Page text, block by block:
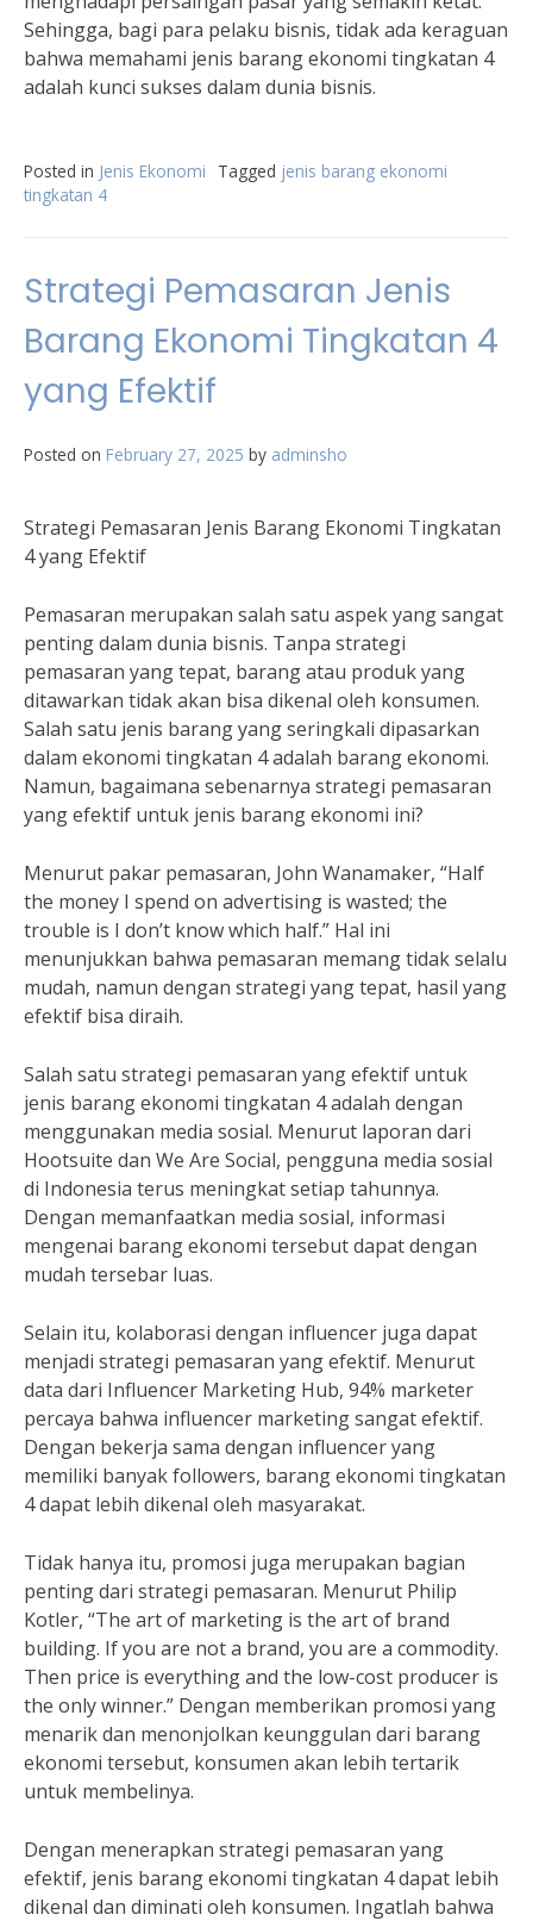
Sehingga, bagi para pelaku bisnis, tidak ada keraguan
bahwa memahami jenis barang ekonomi tingkatan 4
adalah kunci sukses dalam dunia bisnis.
Posted in Jenis Ekonomi Tagged jenis barang ekonomi
tingkatan 4
Strategi Pemasaran Jenis
Barang Ekonomi Tingkatan 4
yang Efektif
Posted on February 27, 2025 by adminsho
Strategi Pemasaran Jenis Barang Ekonomi Tingkatan
4 yang Efektif
Pemasaran merupakan salah satu aspek yang sangat
penting dalam dunia bisnis. Tanpa strategi
pemasaran yang tepat, barang atau produk yang
ditawarkan tidak akan bisa dikenal oleh konsumen.
Salah satu jenis barang yang seringkali dipasarkan
dalam ekonomi tingkatan 4 adalah barang ekonomi.
Namun, bagaimana sebenarnya strategi pemasaran
yang efektif untuk jenis barang ekonomi ini?
Menurut pakar pemasaran, John Wanamaker, “Half
the money I spend on advertising is wasted; the
trouble is I don’t know which half.” Hal ini
menunjukkan bahwa pemasaran memang tidak selalu
mudah, namun dengan strategi yang tepat, hasil yang
efektif bisa diraih.
Salah satu strategi pemasaran yang efektif untuk
jenis barang ekonomi tingkatan 4 adalah dengan
menggunakan media sosial. Menurut laporan dari
Hootsuite dan We Are Social, pengguna media sosial
di Indonesia terus meningkat setiap tahunnya.
Dengan memanfaatkan media sosial, informasi
mengenai barang ekonomi tersebut dapat dengan
mudah tersebar luas.
Selain itu, kolaborasi dengan influencer juga dapat
menjadi strategi pemasaran yang efektif. Menurut
data dari Influencer Marketing Hub, 94% marketer
percaya bahwa influencer marketing sangat efektif.
Dengan bekerja sama dengan influencer yang
memiliki banyak followers, barang ekonomi tingkatan
4 dapat lebih dikenal oleh masyarakat.
Tidak hanya itu, promosi juga merupakan bagian
penting dari strategi pemasaran. Menurut Philip
Kotler, “The art of marketing is the art of brand
building. If you are not a brand, you are a commodity.
Then price is everything and the low-cost producer is
the only winner.” Dengan memberikan promosi yang
menarik dan menonjolkan keunggulan dari barang
ekonomi tersebut, konsumen akan lebih tertarik
untuk membelinya.
Dengan menerapkan strategi pemasaran yang
efektif, jenis barang ekonomi tingkatan 4 dapat lebih
dikenal dan diminati oleh konsumen. Ingatlah bahwa